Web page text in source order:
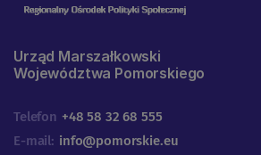
Urząd Marszałkowski
Województwa Pomorskiego
Telefon +48 58 32 68 555
E-mail: info@pomorskie.eu